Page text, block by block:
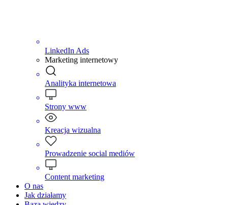
LinkedIn Ads
Marketing internetowy
Analityka internetowa
Strony www
Kreacja wizualna
Prowadzenie social mediów
Content marketing
O nas
Jak działamy